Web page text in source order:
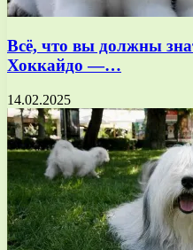
Всё, что вы должны
Хоккайдо —…
14.02.2025